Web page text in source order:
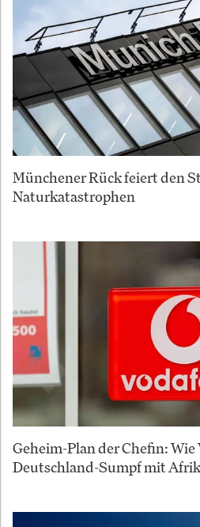
Münchener Rück feiert den
Naturkatastrophen
Geheim-Plan der Chefin:
Deutschland-Sumpf mit